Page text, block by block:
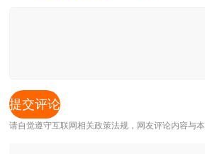
请自觉遵守互联网相关政策法规，网友评论内容与本